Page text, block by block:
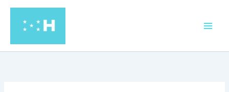
contenido